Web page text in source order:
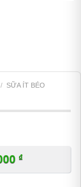
/ SỮA ÍT BÉO
₫
hiện